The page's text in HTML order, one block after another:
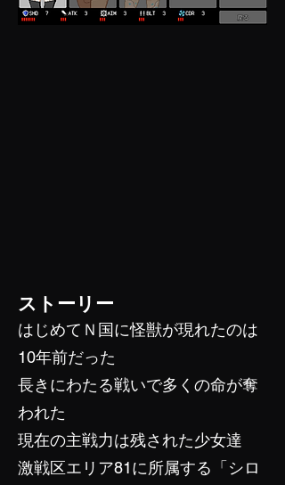
ストーリー
はじめてＮ国に怪獣が現れたのは
10年前だった
長きにわたる戦いで多くの命が奪
われた
現在の主戦力は残された少女達
激戦区エリア81に所属する「 シロ